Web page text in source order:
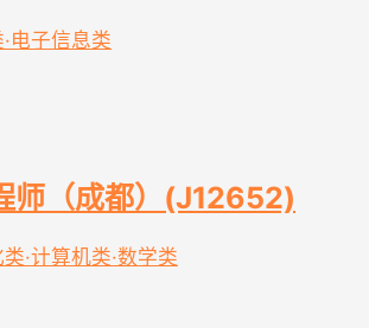
电子信息类
师（成都）(J12652)
·计算机类·数学类